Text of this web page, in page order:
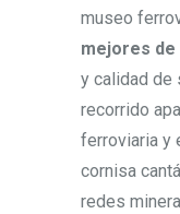
museo
mejores
y calidad de
recorrido
ferroviaria y
cornisa
redes